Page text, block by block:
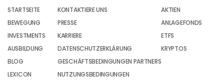
STARTSEITE
BEWEGUNG
INVESTMENTS
AUSBILDUNG
BLOG
LEXICON
KONTAKTIERE UNS
PRESSE
KARRIERE
DATENSCHUTZERKLÄRUNG
GESCHÄFTSBEDINGUNGEN PARTNERS
NUTZUNGSBEDINGUNGEN
AKTIEN
ANLAGEFONDS
ETFS
KRYPTOS